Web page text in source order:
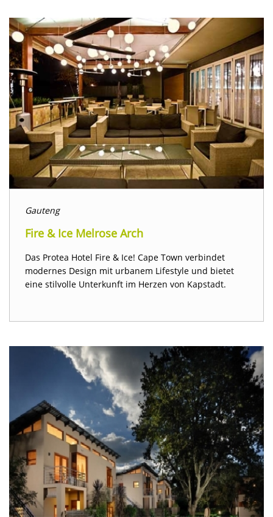
Gauteng
Fire & Ice Melrose Arch
Das Protea Hotel Fire & Ice! Cape Town verbindet
modernes Design mit urbanem Lifestyle und bietet
eine stilvolle Unterkunft im Herzen von Kapstadt.